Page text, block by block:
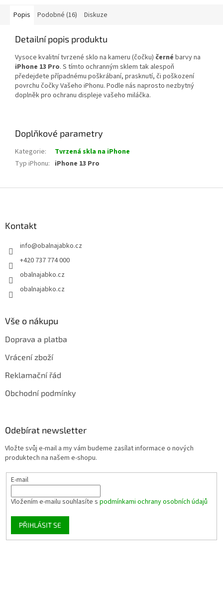
Popis Podobné (16) Diskuze
Detailní popis produktu
Vysoce kvalitní tvrzené sklo na kameru (čočku) černé barvy na
iPhone 13 Pro. S tímto ochranným sklem tak alespoň
předejdete případnému poškrábaní, prasknutí, či poškození
povrchu čočky Vašeho iPhonu. Podle nás naprosto nezbytný
doplněk pro ochranu displeje vašeho miláčka.
Doplňkové parametry
Kategorie:
Tvrzená skla na iPhone
Typ iPhonu: iPhone 13 Pro
Kontakt
info@obalnajabko.cz
+420 737 774 000
obalnajabko.cz
obalnajabko.cz
Vše o nákupu
Doprava a platba
Vrácení zboží
Reklamační řád
Obchodní podmínky
Odebírat newsletter
Vložte svůj e-mail a my vám budeme zasílat informace o nových
produktech na našem e-shopu.
E-mail
Vložením e-mailu souhlasíte s podmínkami ochrany osobních údajů
PŘIHLÁSIT SE